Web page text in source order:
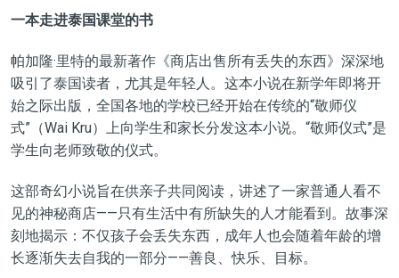
一本走进泰国课堂的书
帕加隆·里特的最新著作《商店出售所有丢失的东西》深深地
吸引了泰国读者，尤其是年轻人。这本小说在新学年即将开
始之际出版，全国各地的学校已经开始在传统的“敬师仪
式”（Wai Kru）上向学生和家长分发这本小说。“敬师仪式”是
学生向老师致敬的仪式。
这部奇幻小说旨在供亲子共同阅读，讲述了一家普通人看不
见的神秘商店——只有生活中有所缺失的人才能看到。故事深
刻地揭示：不仅孩子会丢失东西，成年人也会随着年龄的增
长逐渐失去自我的一部分——善良、快乐、目标。